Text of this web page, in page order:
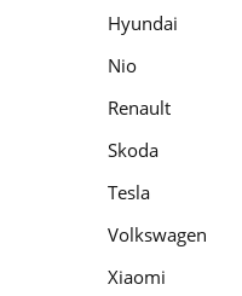
Hyundai
Nio
Renault
Skoda
Tesla
Volkswagen
Xiaomi